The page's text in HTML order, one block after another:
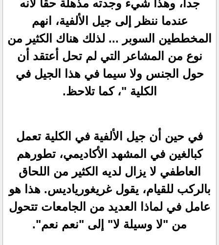
جدا، وهذا شيء وجدته مذهلة حقا لأنه
عندما ننظر إلى جيل الألفية، انهم
المخططين السوبر ... لذلك هناك الكثير من
نوع من المشاعر التي لم تحل أعتقد أن
حول الجنس ولا سيما في هذا الجيل في
الكلية "، كما تلاحظ.
في حين أن جيل الألفية في الكلية تعمل
كبالغين في المشهد الأكاديمي، تطورهم
العاطفي لا يزال لديه الكثير من اللحاق
بالركب للقيام، يقول غريغورياديس. هذا هو
عامل في لماذا العديد من الجامعات تتحول
من "لا وسيلة لا" إلى "نعم نعم".